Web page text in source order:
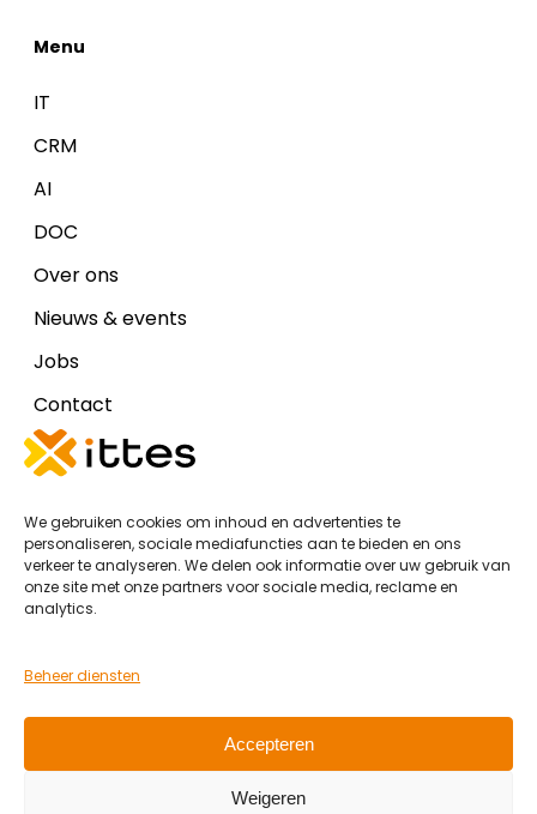
We gebruiken cookies om inhoud en advertenties te
personaliseren, sociale mediafuncties aan te bieden en ons
verkeer te analyseren. We delen ook informatie over uw gebruik van
onze site met onze partners voor sociale media, reclame en
analytics.
Beheer diensten
Accepteren
Weigeren
Menu
IT
CRM
AI
DOC
Over ons
Nieuws & events
Jobs
Contact
Cookiebeleid (EU)
Algemene voorwaarden Ittes IT
Privacy Policy